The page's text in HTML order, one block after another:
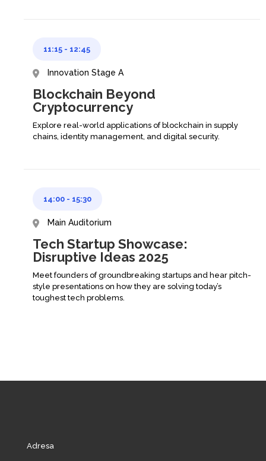
11:15 - 12:45
Innovation Stage A
Blockchain Beyond
Cryptocurrency
Explore real-world applications of blockchain in supply
chains, identity management, and digital security.
14:00 - 15:30
Main Auditorium
Tech Startup Showcase:
Disruptive Ideas 2025
Meet founders of groundbreaking startups and hear pitch-
style presentations on how they are solving today’s
toughest tech problems.
Adresa